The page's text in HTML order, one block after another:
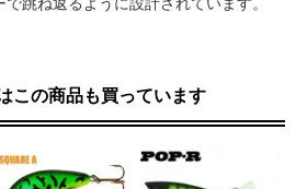
この商品も買っています